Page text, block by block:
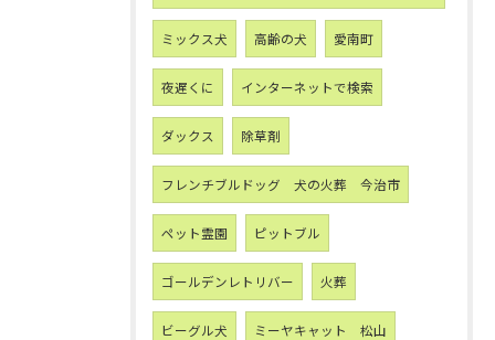
ミックス犬 高齢の犬 愛南町
夜遅くに インターネットで検索
ダックス 除草剤
フレンチブルドッグ 犬の火葬 今治市
ペット霊園 ピットブル
ゴールデンレトリバー 火葬
ビーグル犬 ミーヤキャット 松山